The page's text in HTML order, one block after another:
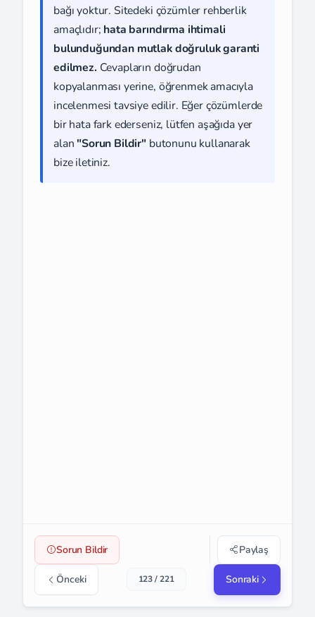
bağı yoktur. Sitedeki çözümler rehberlik
amaçlıdır; hata barındırma ihtimali
bulunduğundan mutlak doğruluk garanti
edilmez. Cevapların doğrudan
kopyalanması yerine, öğrenmek amacıyla
incelenmesi tavsiye edilir. Eğer çözümlerde
bir hata fark ederseniz, lütfen aşağıda yer
alan "Sorun Bildir" butonunu kullanarak
bize iletiniz.
Sorun Bildir Paylaş
Önceki 123 / 221 Sonraki